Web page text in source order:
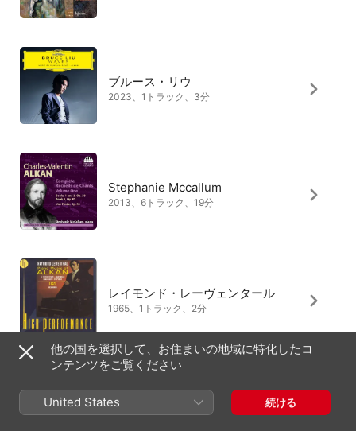
ブルース・リウ
2023、1トラック、3分
Stephanie Mccallum
2013、6トラック、19分
レイモンド・レーヴェンタール
1965、1トラック、2分
Andrew Yiangou
2025、1トラック、2分
他の国を選択して、お住まいの地域に特化したコ
ンテンツをご覧ください
United States 続ける